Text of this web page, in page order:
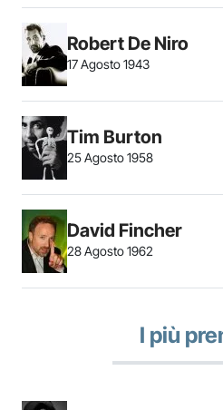
Robert De Niro
17 Agosto 1943
Tim Burton
25 Agosto 1958
David Fincher
28 Agosto 1962
I più